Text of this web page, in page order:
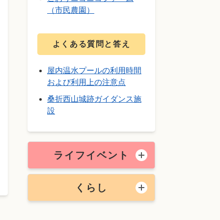
（市民農園）
よくある質問と答え
屋内温水プールの利用時間
および利用上の注意点
桑折西山城跡ガイダンス施
設
ライフイベント
くらし